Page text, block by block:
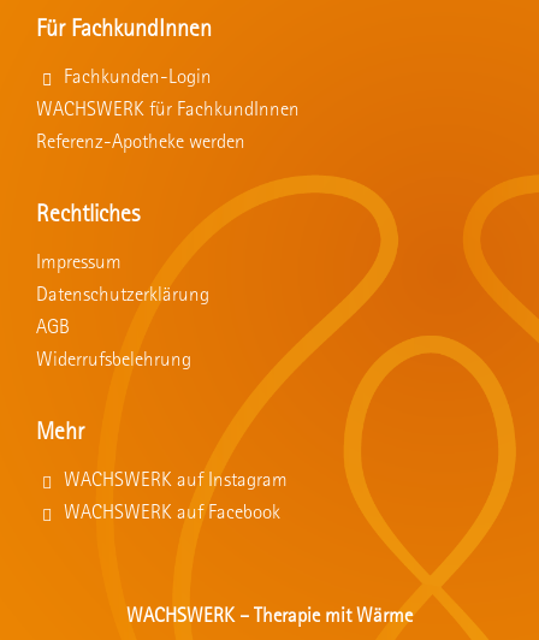
Für FachkundInnen
Fachkunden-Login
WACHSWERK für FachkundInnen
Referenz-Apotheke werden
Rechtliches
Impressum
Datenschutzerklärung
AGB
Widerrufsbelehrung
Mehr
WACHSWERK auf Instagram
WACHSWERK auf Facebook
WACHSWERK – Therapie mit Wärme